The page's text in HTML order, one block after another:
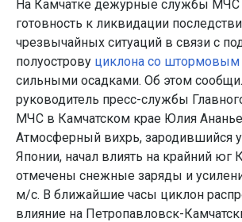
На Камчатке дежурные службы
готовность к ликвидации
чрезвычайных ситуаций в связи с
полуострову циклона со штормовым
сильными осадками. Об этом
руководитель пресс-службы
МЧС в Камчатском крае Юлия
Атмосферный вихрь, зародившийся
Японии, начал влиять на крайний юг
отмечены снежные заряды и
м/с. В ближайшие часы циклон
влияние на Петропавловск-